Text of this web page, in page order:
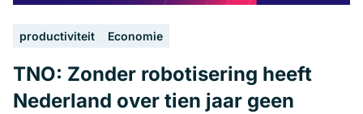
productiviteit Economie
TNO: Zonder robotisering heeft
Nederland over tien jaar geen